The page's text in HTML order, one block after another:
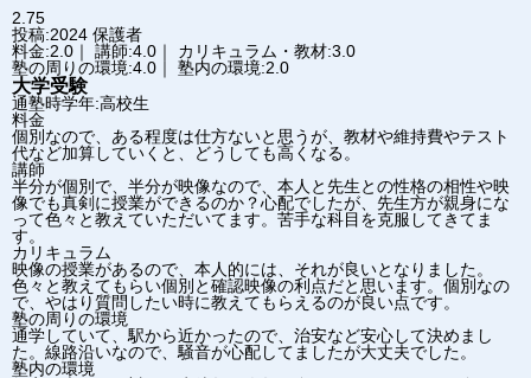
2.75
投稿:2024 保護者
料金:2.0｜ 講師:4.0｜ カリキュラム・教材:3.0
塾の周りの環境:4.0｜ 塾内の環境:2.0
大学受験
通塾時学年:高校生
料金
個別なので、ある程度は仕方ないと思うが、教材や維持費やテスト
代など加算していくと、どうしても高くなる。
講師
半分が個別で、半分が映像なので、本人と先生との性格の相性や映
像でも真剣に授業ができるのか？心配でしたが、先生方が親身にな
って色々と教えていただいてます。苦手な科目を克服してきてま
す。
カリキュラム
映像の授業があるので、本人的には、それが良いとなりました。
色々と教えてもらい個別と確認映像の利点だと思います。個別なの
で、やはり質問したい時に教えてもらえるのが良い点です。
塾の周りの環境
通学していて、駅から近かったので、治安など安心して決めまし
た。線路沿いなので、騒音が心配してましたが大丈夫でした。
塾内の環境